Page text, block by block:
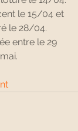
le 15/04 et
le 28/04.
entre le 29